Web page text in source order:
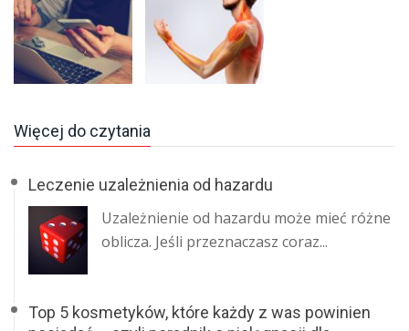
Więcej do czytania
Leczenie uzależnienia od hazardu
Uzależnienie od hazardu może mieć różne
oblicza. Jeśli przeznaczasz coraz...
Top 5 kosmetyków, które każdy z was powinien